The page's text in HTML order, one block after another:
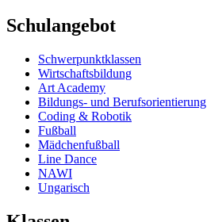
Schulangebot
Schwerpunktklassen
Wirtschaftsbildung
Art Academy
Bildungs- und Berufsorientierung
Coding & Robotik
Fußball
Mädchenfußball
Line Dance
NAWI
Ungarisch